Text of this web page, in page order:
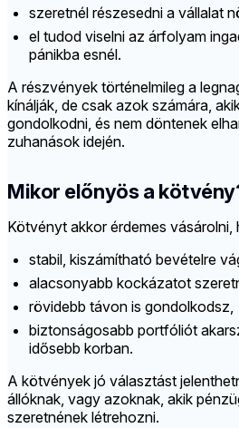
szeretnél részesedni a vállalat
el tudod viselni az árfolyam
pánikba esnél.
A részvények történelmileg a
kínálják, de csak azok számára,
gondolkodni, és nem döntenek
zuhanások idején.
Mikor előnyös a
Kötvényt akkor érdemes vásárolni,
stabil, kiszámítható bevételre
alacsonyabb kockázatot
rövidebb távon is gondolkodsz,
biztonságosabb portfóliót
idősebb korban.
A kötvények jó választást
állóknak, vagy azoknak, akik
szeretnének létrehozni.